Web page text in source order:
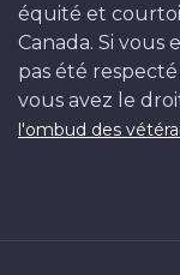
équité et
Canada. Si vous
pas été
vous avez le
l'ombud des